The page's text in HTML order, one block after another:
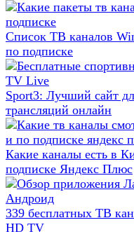
Список ТВ каналов
по подписке
Sport3: Лучший сайт
трансляций онлайн
Какие каналы есть в
подписке Яндекс Плюс
339 бесплатных ТВ
HD TV